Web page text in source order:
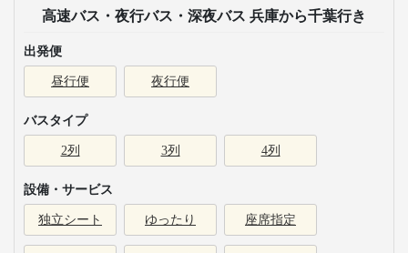
高速バス・夜行バス・深夜バス 兵庫から千葉行き
出発便
昼行便 夜行便
バスタイプ
2列 3列 4列
設備・サービス
独立シート ゆったり 座席指定